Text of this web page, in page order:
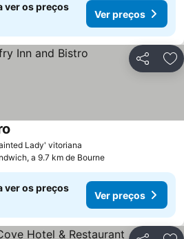
ver os preços
Ver preços
Partilhar
Lady' vitoriana
a 9.7 km de Bourne
ver os preços
Ver preços